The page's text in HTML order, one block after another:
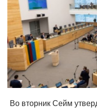
Во вторник Сейм